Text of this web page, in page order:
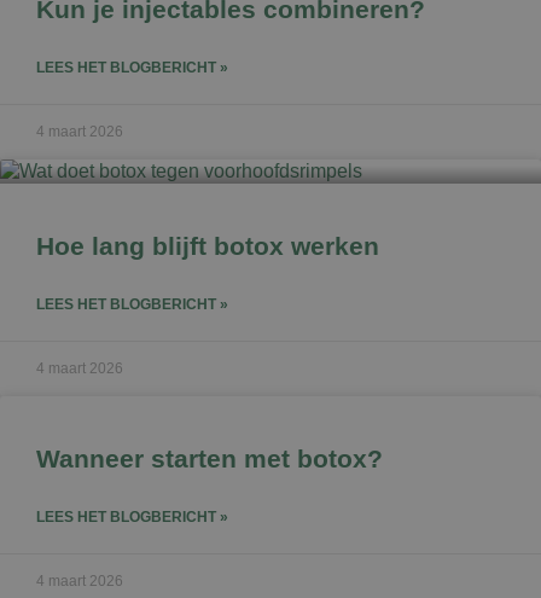
Kun je injectables combineren?
LEES HET BLOGBERICHT »
4 maart 2026
Hoe lang blijft botox werken
LEES HET BLOGBERICHT »
4 maart 2026
Wanneer starten met botox?
LEES HET BLOGBERICHT »
4 maart 2026